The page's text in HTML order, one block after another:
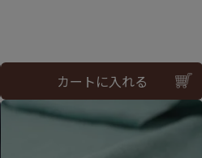
カートに入れる